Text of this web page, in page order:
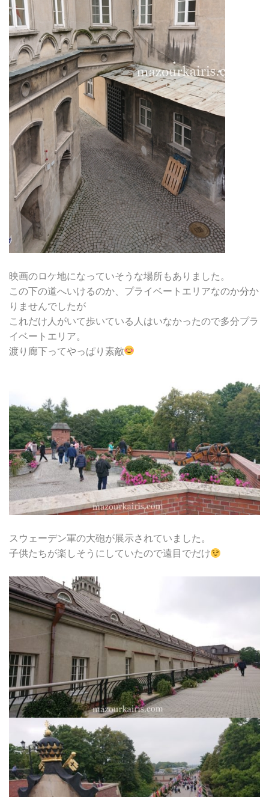
映画のロケ地になっていそうな場所もありました。
この下の道へいけるのか、プライベートエリアなのか分か
りませんでしたが
これだけ人がいて歩いている人はいなかったので多分プラ
イベートエリア。
渡り廊下ってやっぱり素敵
スウェーデン軍の大砲が展示されていました。
子供たちが楽しそうにしていたので遠目でだけ